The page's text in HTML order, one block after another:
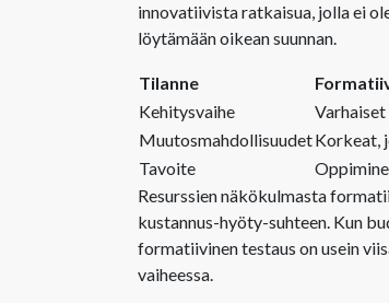
innovatiivista ratkaisua, jolla ei
löytämään oikean suunnan.
Tilanne
Kehitysvaihe
MuutosmahdollisuudetKorkeat,
Tavoite
Resurssien näkökulmasta
kustannus-hyöty-suhteen. Kun
formatiivinen testaus on usein
vaiheessa.